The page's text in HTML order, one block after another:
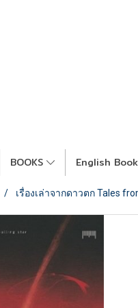
BOOKS English
เรื่องเล่าจากดาวตก Tales